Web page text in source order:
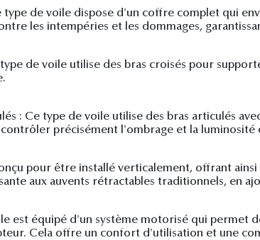
de voile dispose d'un coffre complet qui
les intempéries et les dommages,
de voile utilise des bras croisés pour
: Ce type de voile utilise des bras articulés
précisément l'ombrage et la luminosité
pour être installé verticalement, offrant
aux auvents rétractables traditionnels, en
est équipé d'un système motorisé qui permet
Cela offre un confort d'utilisation et une